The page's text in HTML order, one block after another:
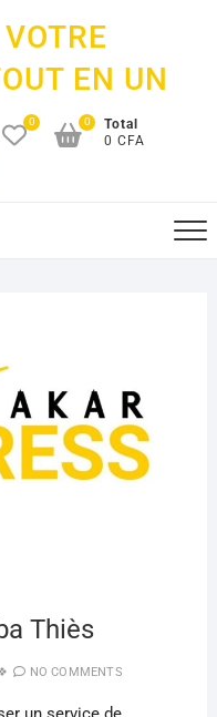
EN UN
0
Total
0 CFA
0
Thiès
NO COMMENTS